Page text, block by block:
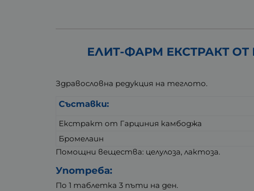
ЕЛИТ-ФАРМ ЕКСТРАКТ
Здравословна редукция на теглото.
Съставки:
Екстракт от Гарциния камбоджа
Бромелаин
Помощни вещества: целулоза, лактоза.
Употреба:
По 1 таблетка 3 пъти на ден.